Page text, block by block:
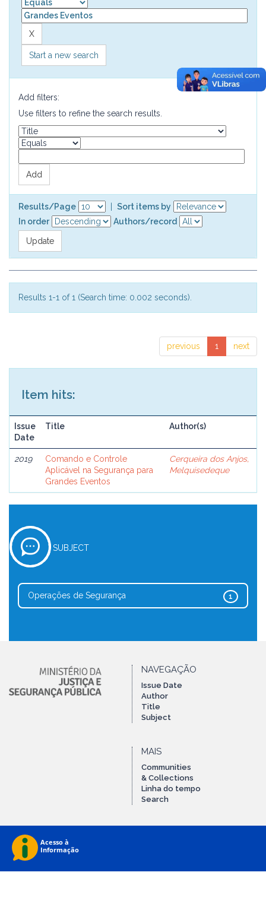
Start a new search
Add filters:
Use filters to refine the search results.
Results/Page
Sort items by
In order
Authors/record
Results 1-1 of 1 (Search time: 0.002 seconds).
previous 1 next
Item hits:
Issue
Date
Title Author(s)
2019
Comando e Controle
Aplicável na Segurança para
Grandes Eventos
Cerqueira dos Anjos,
Melquisedeque
SUBJECT
1
Operações de Segurança
NAVEGAÇÃO
Issue Date
Author
Title
Subject
MAIS
Communities
& Collections
Linha do tempo
Search